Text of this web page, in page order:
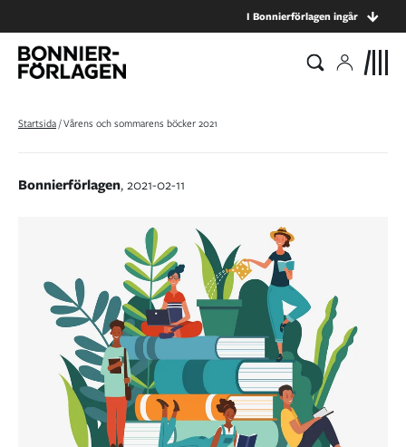
I Bonnierförlagen ingår
Startsida/Vårens och sommarens böcker 2021
Bonnierförlagen, 2021-02-11